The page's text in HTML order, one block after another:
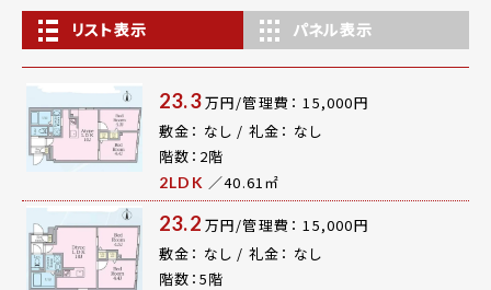
リスト表示 パネル表示
23.3万円/管理費： 15,000円
敷金： なし / 礼金： なし
階数：2階
2LDK ／40.61㎡
23.2 万円/管理費： 15,000円
敷金： なし / 礼金： なし
階数：5階